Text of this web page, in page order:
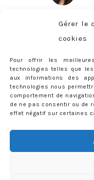
Gérer le
cookies
Pour offrir les
technologies telles que
aux informations des
technologies nous
comportement de
de ne pas consentir ou de
effet négatif sur certaines